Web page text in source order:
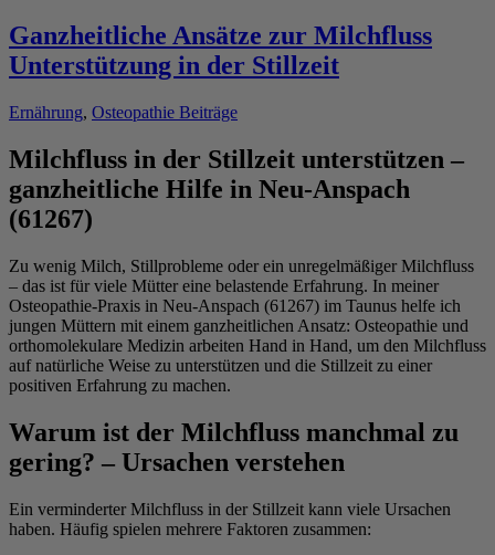
Ganzheitliche Ansätze zur Milchfluss
Unterstützung in der Stillzeit
Ernährung, Osteopathie Beiträge
Milchfluss in der Stillzeit unterstützen –
ganzheitliche Hilfe in Neu-Anspach
(61267)
Zu wenig Milch, Stillprobleme oder ein unregelmäßiger Milchfluss
– das ist für viele Mütter eine belastende Erfahrung. In meiner
Osteopathie-Praxis in Neu-Anspach (61267) im Taunus helfe ich
jungen Müttern mit einem ganzheitlichen Ansatz: Osteopathie und
orthomolekulare Medizin arbeiten Hand in Hand, um den Milchfluss
auf natürliche Weise zu unterstützen und die Stillzeit zu einer
positiven Erfahrung zu machen.
Warum ist der Milchfluss manchmal zu
gering? – Ursachen verstehen
Ein verminderter Milchfluss in der Stillzeit kann viele Ursachen
haben. Häufig spielen mehrere Faktoren zusammen: